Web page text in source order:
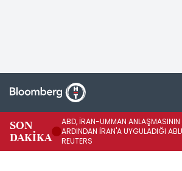
SON
DAKİKA
ABD, İRAN-UMMAN ANLAŞMASININ
ARDINDAN İRAN'A UYGULADIĞI
REUTERS